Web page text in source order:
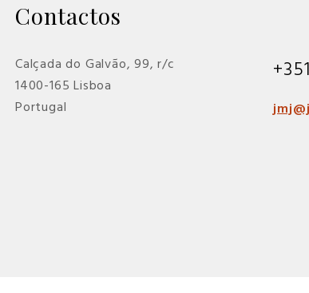
Contactos
Calçada do Galvão, 99, r/c
1400-165 Lisboa
Portugal